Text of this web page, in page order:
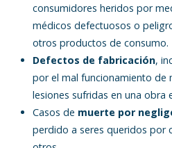
consumidores heridos por
médicos defectuosos o
otros productos de consumo.
Defectos de fabricación,
por el mal funcionamiento de
lesiones sufridas en una obra
Casos de muerte por
perdido a seres queridos por